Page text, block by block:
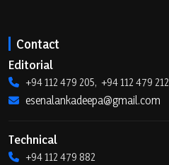
Contact
Editorial
+94 112 479 205, +94 112 479 212
esenalankadeepa@gmail.com
Technical
+94 112 479 882